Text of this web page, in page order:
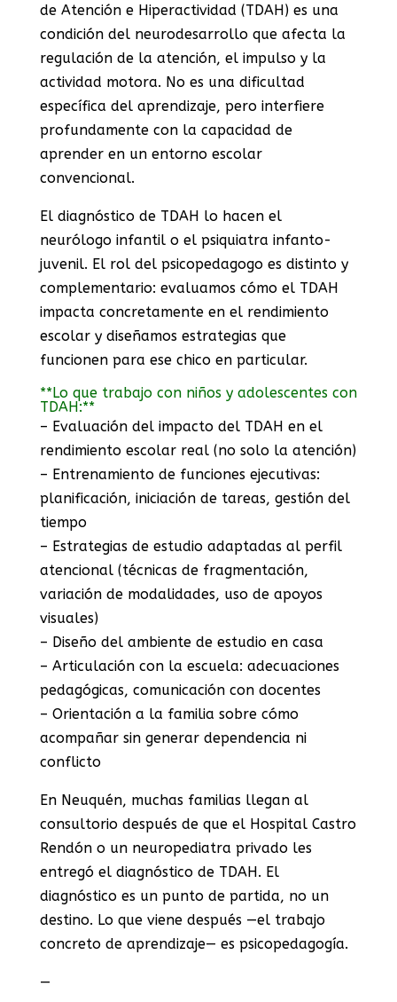
de Atención e Hiperactividad (TDAH) es una
condición del neurodesarrollo que afecta la
regulación de la atención, el impulso y la
actividad motora. No es una dificultad
específica del aprendizaje, pero interfiere
profundamente con la capacidad de
aprender en un entorno escolar
convencional.
El diagnóstico de TDAH lo hacen el
neurólogo infantil o el psiquiatra infanto-
juvenil. El rol del psicopedagogo es distinto y
complementario: evaluamos cómo el TDAH
impacta concretamente en el rendimiento
escolar y diseñamos estrategias que
funcionen para ese chico en particular.
**Lo que trabajo con niños y adolescentes con
TDAH:**
– Evaluación del impacto del TDAH en el
rendimiento escolar real (no solo la atención)
– Entrenamiento de funciones ejecutivas:
planificación, iniciación de tareas, gestión del
tiempo
– Estrategias de estudio adaptadas al perfil
atencional (técnicas de fragmentación,
variación de modalidades, uso de apoyos
visuales)
– Diseño del ambiente de estudio en casa
– Articulación con la escuela: adecuaciones
pedagógicas, comunicación con docentes
– Orientación a la familia sobre cómo
acompañar sin generar dependencia ni
conflicto
En Neuquén, muchas familias llegan al
consultorio después de que el Hospital Castro
Rendón o un neuropediatra privado les
entregó el diagnóstico de TDAH. El
diagnóstico es un punto de partida, no un
destino. Lo que viene después —el trabajo
concreto de aprendizaje— es psicopedagogía.
—